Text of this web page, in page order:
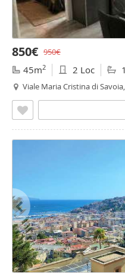
850€ 950€
45m2 2 Loc
Viale Maria Cristina di